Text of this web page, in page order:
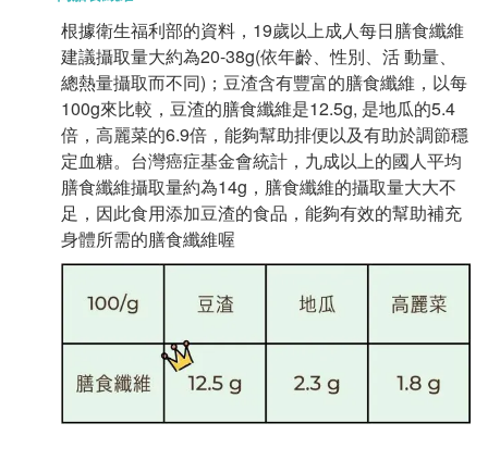
根據衛生福利部的資料，19歲以上成人每日膳食纖維
建議攝取量大約為20-38g(依年齡、性別、活 動量、
總熱量攝取而不同)；豆渣含有豐富的膳食纖維，以每
100g來比較，豆渣的膳食纖維是12.5g, 是地瓜的5.4
倍，高麗菜的6.9倍，能夠幫助排便以及有助於調節穩
定血糖。台灣癌症基金會統計，九成以上的國人平均
膳食纖維攝取量約為14g，膳食纖維的攝取量大大不
足，因此食用添加豆渣的食品，能夠有效的幫助補充
身體所需的膳食纖維喔